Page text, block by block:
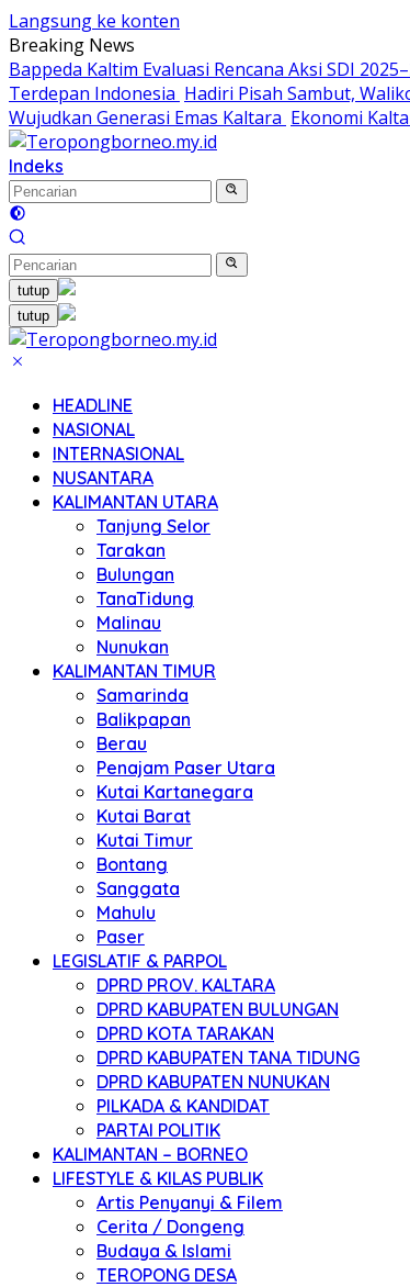
Langsung ke konten
Breaking News
Bappeda Kaltim Evaluasi Rencana Aksi SDI
Terdepan Indonesia Hadiri Pisah Sambut,
Wujudkan Generasi Emas Kaltara Ekonomi
Indeks
tutup
tutup
HEADLINE
NASIONAL
INTERNASIONAL
NUSANTARA
KALIMANTAN UTARA
Tanjung Selor
Tarakan
Bulungan
TanaTidung
Malinau
Nunukan
KALIMANTAN TIMUR
Samarinda
Balikpapan
Berau
Penajam Paser Utara
Kutai Kartanegara
Kutai Barat
Kutai Timur
Bontang
Sanggata
Mahulu
Paser
LEGISLATIF & PARPOL
DPRD PROV. KALTARA
DPRD KABUPATEN BULUNGAN
DPRD KOTA TARAKAN
DPRD KABUPATEN TANA TIDUNG
DPRD KABUPATEN NUNUKAN
PILKADA & KANDIDAT
PARTAI POLITIK
KALIMANTAN – BORNEO
LIFESTYLE & KILAS PUBLIK
Artis Penyanyi & Filem
Cerita / Dongeng
Budaya & Islami
TEROPONG DESA